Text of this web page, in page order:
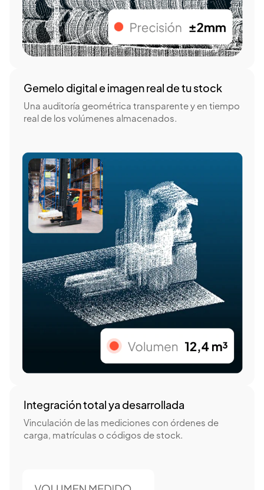
Gemelo digital e imagen real de tu stock
Una auditoría geométrica transparente y en tiempo
real de los volúmenes almacenados.
Integración total ya desarrollada
Vinculación de las mediciones con órdenes de
carga, matrículas o códigos de stock.